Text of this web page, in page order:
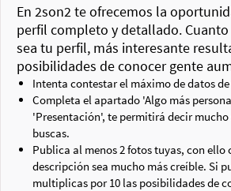
En 2son2 te ofrecemos la
perfil completo y detallado.
sea tu perfil, más interesante
posibilidades de conocer gente
Intenta contestar el máximo de datos
Completa el apartado 'Algo más
'Presentación', te permitirá decir mucho
buscas.
Publica al menos 2 fotos tuyas, con ello
descripción sea mucho más creíble. Si
multiplicas por 10 las posibilidades de